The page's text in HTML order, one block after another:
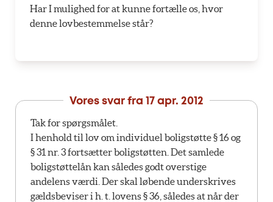
Har I mulighed for at kunne fortælle os, hvor
denne lovbestemmelse står?
Vores svar fra 17 apr. 2012
Tak for spørgsmålet.
I henhold til lov om individuel boligstøtte § 16 og
§ 31 nr. 3 fortsætter boligstøtten. Det samlede
boligstøttelån kan således godt overstige
andelens værdi. Der skal løbende underskrives
gældsbeviser i h. t. lovens § 36, således at når der